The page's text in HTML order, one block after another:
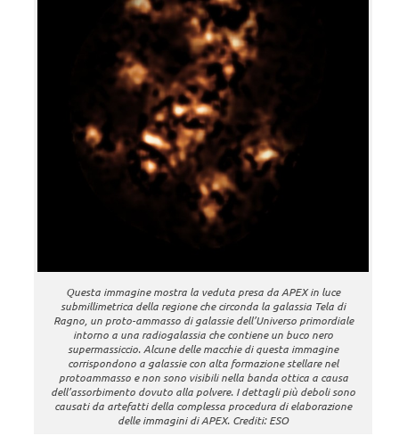
Questa immagine mostra la veduta presa da APEX in luce
submillimetrica della regione che circonda la galassia Tela di
Ragno, un proto-ammasso di galassie dell’Universo primordiale
intorno a una radiogalassia che contiene un buco nero
supermassiccio. Alcune delle macchie di questa immagine
corrispondono a galassie con alta formazione stellare nel
protoammasso e non sono visibili nella banda ottica a causa
dell’assorbimento dovuto alla polvere. I dettagli più deboli sono
causati da artefatti della complessa procedura di elaborazione
delle immagini di APEX. Crediti: ESO